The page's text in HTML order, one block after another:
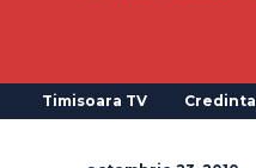
Timisoara TV Credinta